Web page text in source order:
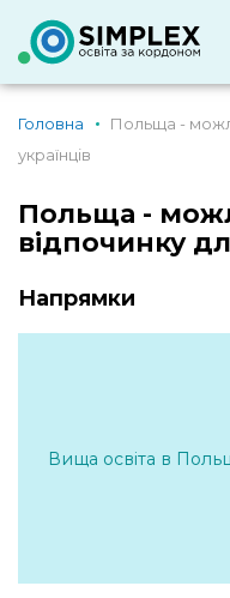
Головна
Польща -
українців
Польща -
відпочинку
Напрямки
Вища освіта в